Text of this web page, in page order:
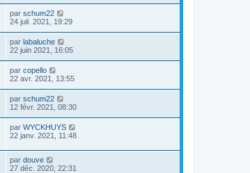
par schum22
24 juil. 2021, 19:29
par labaluche
22 juin 2021, 16:05
par copello
22 avr. 2021, 13:55
par schum22
12 févr. 2021, 08:30
par WYCKHUYS
22 janv. 2021, 11:48
par douve
27 déc. 2020, 22:31